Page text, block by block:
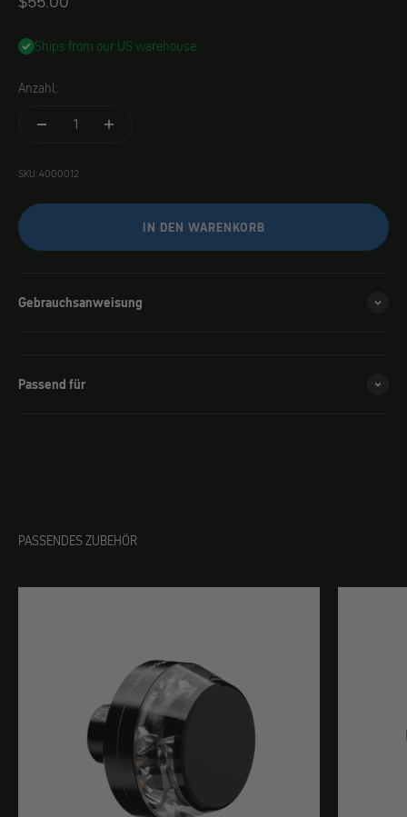
Ships from our US warehouse
Anzahl:
SKU: 4000012
IN DEN WARENKORB
Gebrauchsanweisung
Passend für
PASSENDES ZUBEHÖR